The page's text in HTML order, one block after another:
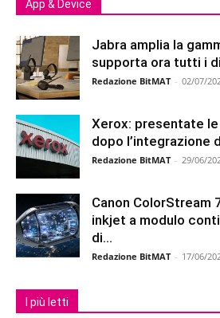
App & Device
Jabra amplia la
supporta ora tutti i
Redazione BitMAT - 02/07/
Xerox: presentate
dopo l’integrazione
Redazione BitMAT - 29/06/
Canon ColorStream
inkjet a modulo
di...
Redazione BitMAT - 17/06/
I più letti